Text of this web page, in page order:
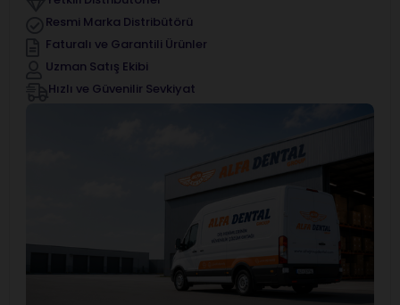
Resmi Marka Distribütörü
Faturalı ve Garantili Ürünler
Uzman Satış Ekibi
Hızlı ve Güvenilir Sevkiyat